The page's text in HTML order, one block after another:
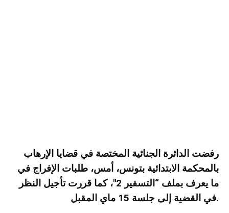
رفضت الدائرة الجنائية المختصة في قضايا الإرهاب
بالمحكمة الابتدائية بتونس، أمس، طلبات الإفراج في
ما يعرف بملف “التسفير 2″، كما قررت تأجيل النظر
في القضية إلى جلسة 15 ماي المقبل.